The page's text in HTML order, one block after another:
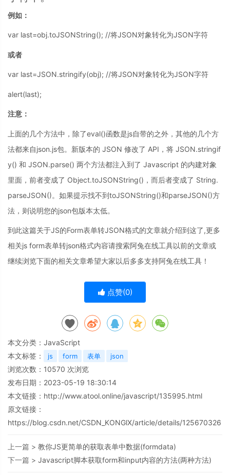
例如：
var last=obj.toJSONString(); //将JSON对象转化为JSON字符
或者
var last=JSON.stringify(obj); //将JSON对象转化为JSON字符
alert(last);
注意：
上面的几个方法中，除了eval()函数是js自带的之外，其他的几个方
法都来自json.js包。新版本的 JSON 修改了 API，将 JSON.stringif
y() 和 JSON.parse() 两个方法都注入到了 Javascript 的内建对象
里面，前者变成了 Object.toJSONString()，而后者变成了 String.
parseJSON()。如果提示找不到toJSONString()和parseJSON()方
法，则说明您的json包版本太低。
到此这篇关于JS的Form表单转JSON格式的文章就介绍到这了,更多
相关js form表单转json格式内容请搜索阿兔在线工具以前的文章或
继续浏览下面的相关文章希望大家以后多多支持阿兔在线工具！
点赞(0)
本文分类： JavaScript
本文标签：
js form 表单 json
浏览次数： 10570 次浏览
发布日期：2023-05-19 18:30:14
本文链接： http://www.atool.online/javascript/135995.html
原文链接：
https://blog.csdn.net/CSDN_KONGlX/article/details/125670326
上一篇 > 教你JS更简单的获取表单中数据(formdata)
下一篇 > Javascript脚本获取form和input内容的方法(两种方法)